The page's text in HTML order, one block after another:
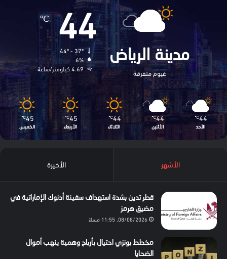
مدينة الرياض
غيوم متفرقة
44
℃
44º - 37º
6%
4.69 كيلومتر/ساعة
44
℃
الأحد
44
℃
الأثنين
44
℃
الثلاثاء
45
℃
الأربعاء
45
℃
الخميس
الأشهر الأخيرة
قطر تدين بشدة استهداف سفينة أدنوك الإماراتية في
مضيق هرمز
08/08/2026, 11:55 مساءً
مخطط بونزي احتيال بأرباح وهمية ينهب أموال
الضحايا